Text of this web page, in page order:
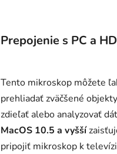
Prepojenie s PC a
Tento mikroskop môžete
prehliadať zväčšené
zdieľať alebo analyzovať
MacOS 10.5 a vyšší
pripojiť mikroskop k